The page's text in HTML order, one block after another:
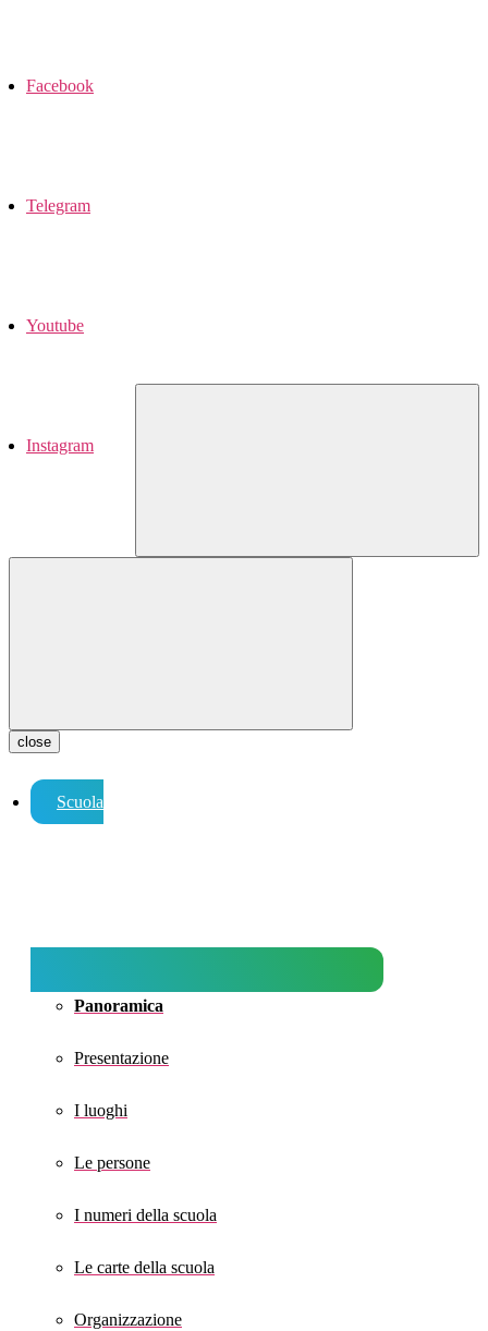
Facebook
Telegram
Youtube
Instagram
close
Scuola
Panoramica
Presentazione
I luoghi
Le persone
I numeri della scuola
Le carte della scuola
Organizzazione